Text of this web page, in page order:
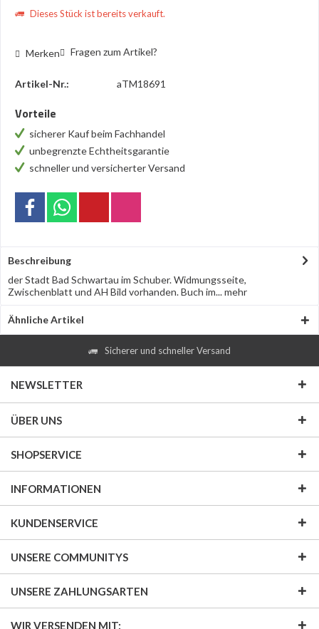
Dieses Stück ist bereits verkauft.
Merken Fragen zum Artikel?
Artikel-Nr.: aTM18691
Vorteile
sicherer Kauf beim Fachhandel
unbegrenzte Echtheitsgarantie
schneller und versicherter Versand
Beschreibung
der Stadt Bad Schwartau im Schuber. Widmungsseite,
Zwischenblatt und AH Bild vorhanden. Buch im...mehr
Ähnliche Artikel
Sicherer und schneller Versand
NEWSLETTER
ÜBER UNS
SHOPSERVICE
INFORMATIONEN
KUNDENSERVICE
UNSERE COMMUNITYS
UNSERE ZAHLUNGSARTEN
WIR VERSENDEN MIT: